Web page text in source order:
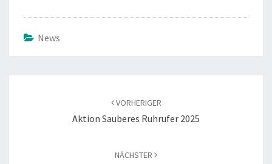
News
VORHERIGER
Aktion Sauberes Ruhrufer 2025
NÄCHSTER